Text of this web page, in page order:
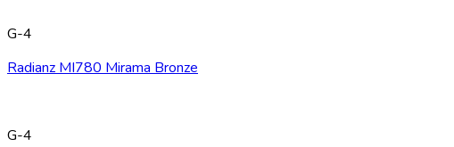
G-4
Radianz MI780 Mirama Bronze
G-4